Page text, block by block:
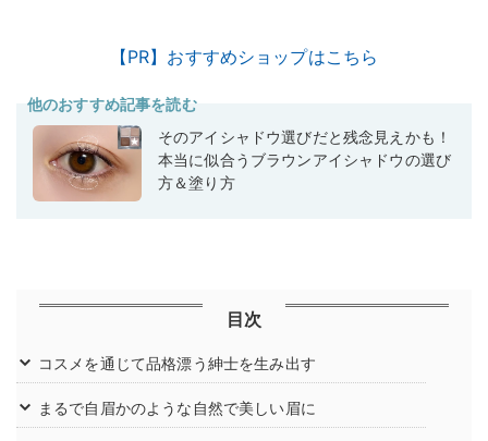
【PR】おすすめショップはこちら
他のおすすめ記事を読む
そのアイシャドウ選びだと残念見えかも！
本当に似合うブラウンアイシャドウの選び
方＆塗り方
目次
コスメを通じて品格漂う紳士を生み出す
まるで自眉かのような自然で美しい眉に